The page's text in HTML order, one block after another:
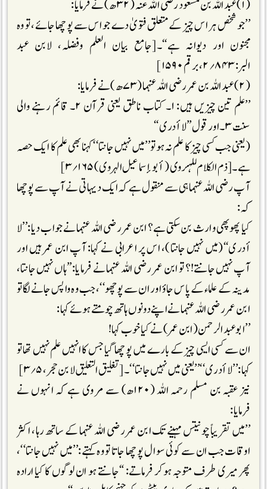
(۱) عبد اللہ بن مسعود رضی اللہ عنہ (۳۲ھ) نے فرمایا :
’’جو شخص ہر اس چیز کے متعلق فتویٰ دے جو اس سے پوچھا جائے، تو وہ
مجنون اور دیوانہ ہے‘‘۔[جامع بیان العلم وفضلہ، لابن عبد
البر: ۸۴۳؍۲، برقم ۱۵۹۰]
(۲) عبد اللہ بن عمر رضی اللہ عنہما (۷۳ھ) نے فرمایا:
’’علم تین چیزیں ہیں: ۱۔ کتاب ناطق یعنی قرآن ۲۔ قائم رہنے والی
سنت ۳۔اور قول’’لا أدری‘‘
(یعنی جب کسی چیز کا علم نہ ہو تو’’میں نہیں جانتا‘‘کہنا بھی علم کا ایک حصہ
ہے۔[ذم الکلام للہروی (أبو إسماعیل الہروی) ۱۶۵؍۳]
آپ رضی اللہ عنہما ہی سے منقول ہے کہ ایک دیہاتی نے آپ سے پوچھا
کہ:
کیا پھوپھی وارث بن سکتی ہے؟ ابن عمر رضی اللہ عنہما نے جواب دیا:’’لا
أدری‘‘(میں نہیں جانتا)، اس پر اعرابی نے کہا: آپ ابن عمر ہیں اور
آپ نہیں جانتے!؟ تو ابن عمر رضی اللہ عنہما نے فرمایا:’’ہاں نہیں جانتا،
مدینہ کے علماء کے پاس جاؤ اور ان سے پوچھو‘‘، جب وہ واپس جانے لگا تو
ابن عمر رضی اللہ عنہما نے اپنے دونوں ہاتھ چومتے ہوئے کہا:
’’ابو عبدالرحمن (ابن عمر) نے کیا خوب کہا!
ان سے کسی ایسی چیز کے بارے میں پوچھا گیا جس کا انہیں علم نہیں تھا تو
کہا:’’لا أدری‘‘’’یعنی میں نہیں جانتا‘‘۔ [تغلیق التعلیق لابن حجر، ۵؍۳]
نیز عقبہ بن مسلم رحمہ اللہ (۱۲۰ھ) سے مروی ہے کہ انہوں نے
فرمایا:
’’میں تقریباً چونتیس مہینے تک ابن عمر رضی اللہ عنہما کے ساتھ رہا، اکثر
اوقات جب ان سے کوئی سوال پوچھا جاتا تو وہ کہتے:’’میں نہیں جانتا‘‘،
پھر میری طرف متوجہ ہوکر فرماتے: “جانتے ہو ان لوگوں کا کیا ارادہ